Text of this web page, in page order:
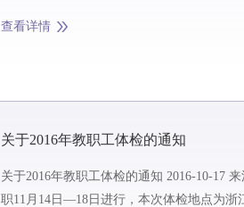
查看详情
关于2016年教职工体检的通知
关于2016年教职工体检的通知 2016-10-17 来源：组织人事部 各位教职工： 本年度教职工体检定于：退休10月31日—11月4日、在
职11月14日—18日进行，本次体检地点为浙